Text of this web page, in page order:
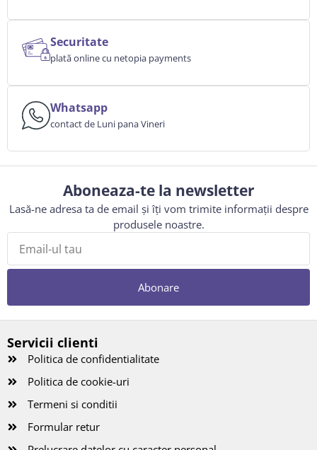
Securitate
plată online cu netopia payments
Whatsapp
contact de Luni pana Vineri
Aboneaza-te la newsletter
Lasă-ne adresa ta de email și îți vom trimite informații despre
produsele noastre.
Abonare
Servicii clienti
Politica de confidentialitate
Politica de cookie-uri
Termeni si conditii
Formular retur